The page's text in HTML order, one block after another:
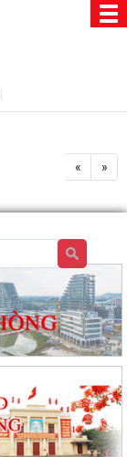
« »